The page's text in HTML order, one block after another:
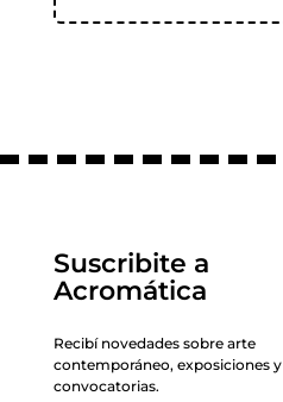
Suscribite a
Acromática
Recibí novedades sobre arte
contemporáneo, exposiciones y
convocatorias.